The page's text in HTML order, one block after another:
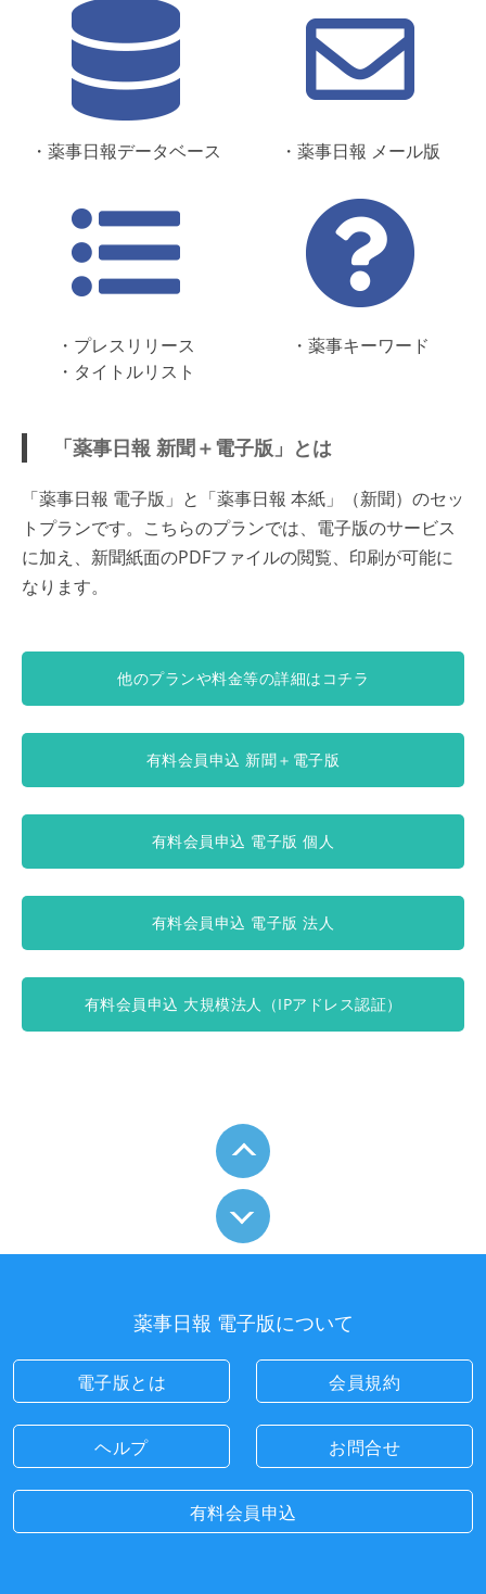
・薬事日報データベース ・薬事日報 メール版
・プレスリリース
・タイトルリスト
・薬事キーワード
「薬事日報 新聞＋電子版」とは
「薬事日報 電子版」と「薬事日報 本紙」（新聞）のセッ
トプランです。こちらのプランでは、電子版のサービス
に加え、新聞紙面のPDFファイルの閲覧、印刷が可能に
なります。
他のプランや料金等の詳細はコチラ
有料会員申込 新聞＋電子版
有料会員申込 電子版 個人
有料会員申込 電子版 法人
有料会員申込 大規模法人（IPアドレス認証）
薬事日報 電子版について
電子版とは 会員規約
ヘルプ お問合せ
有料会員申込